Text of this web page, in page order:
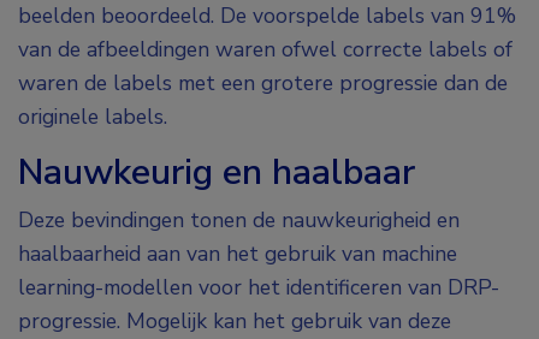
beelden beoordeeld. De voorspelde labels van 91%
van de afbeeldingen waren ofwel correcte labels of
waren de labels met een grotere progressie dan de
originele labels.
Nauwkeurig en haalbaar
Deze bevindingen tonen de nauwkeurigheid en
haalbaarheid aan van het gebruik van machine
learning-modellen voor het identificeren van DRP-
progressie. Mogelijk kan het gebruik van deze